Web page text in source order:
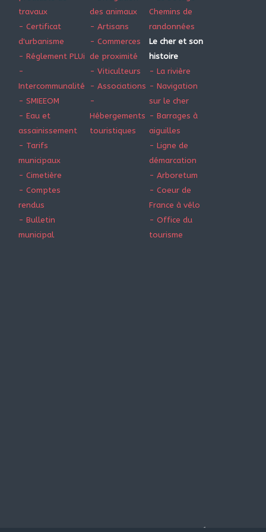
travaux
- Certificat
d'urbanisme
- Réglement PLUi
-
Intercommunalité
- SMIEEOM
- Eau et
assainissement
- Tarifs
municipaux
- Cimetière
- Comptes
rendus
- Bulletin
municipal
des animaux
- Artisans
- Commerces
de proximité
- Viticulteurs
- Associations
-
Hébergements
touristiques
Chemins de
randonnées
Le cher et son
histoire
- La rivière
- Navigation
sur le cher
- Barrages à
aiguilles
- Ligne de
démarcation
- Arboretum
- Coeur de
France à vélo
- Office du
tourisme